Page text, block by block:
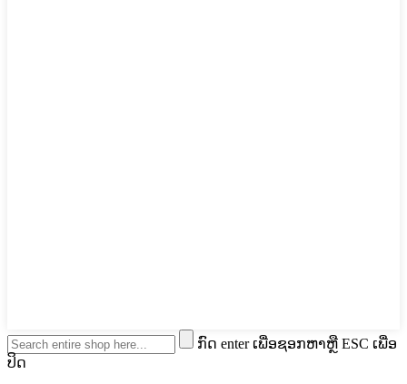
ກົດ enter ເພື່ອຊອກຫາຫຼື ESC ເພື່ອ
ປິດ